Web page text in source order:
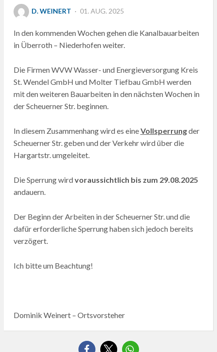
D. WEINERT
POSTED
01. AUG. 2025
In den kommenden Wochen gehen die Kanalbauarbeiten
in Überroth – Niederhofen weiter.
Die Firmen WVW Wasser- und Energieversorgung Kreis
St. Wendel GmbH und Molter Tiefbau GmbH werden
mit den weiteren Bauarbeiten in den nächsten Wochen in
der Scheuerner Str. beginnen.
In diesem Zusammenhang wird es eineVollsperrungder
Scheuerner Str. geben und der Verkehr wird über die
Hargartstr. umgeleitet.
Die Sperrung wirdvoraussichtlich bis zum 29.08.2025
andauern.
Der Beginn der Arbeiten in der Scheuerner Str. und die
dafür erforderliche Sperrung haben sich jedoch bereits
verzögert.
Ich bitte um Beachtung!
Dominik Weinert – Ortsvorsteher